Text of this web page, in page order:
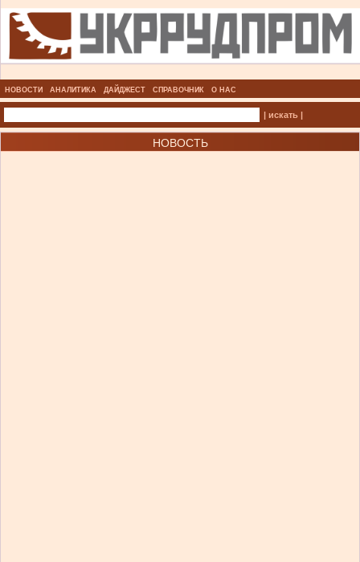
НОВОСТИ АНАЛИТИКА ДАЙДЖЕСТ СПРАВОЧНИК О НАС
| искать |
НОВОСТЬ